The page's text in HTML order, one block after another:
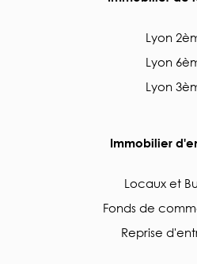
Lyon
Lyon
Lyon
Immobilier
Locaux et
Fonds de
Reprise